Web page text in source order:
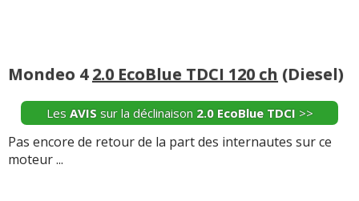
Mondeo 42.0 EcoBlue TDCI 120 ch (Diesel)
Les AVIS sur la déclinaison 2.0 EcoBlue TDCI >>
Pas encore de retour de la part des internautes sur ce
moteur ...